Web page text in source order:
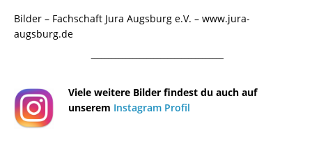
Bilder – Fachschaft Jura Augsburg e.V. – www.jura-
augsburg.de
¯¯¯¯¯¯¯¯¯¯¯¯¯¯¯¯¯¯¯¯¯¯¯¯¯¯¯¯¯¯¯¯¯¯¯¯¯¯
Viele weitere Bilder findest du auch auf
unserem Instagram Profil